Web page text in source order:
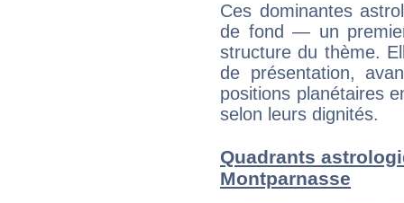
Ces dominantes
de fond — un
structure du thème.
de présentation,
positions planétaires
selon leurs dignités.
Quadrants
Montparnasse